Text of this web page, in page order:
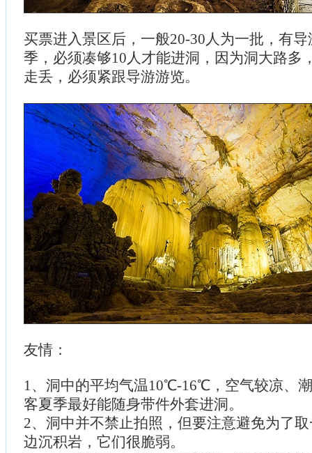
买票进入景区后，一般20-30人为一批，有
季，必须凑够10人才能进洞，因为洞大路多
走丢，必须紧跟导游游览。
友情：
1、洞中的平均气温10℃-16℃，空气较凉、
客夏季最好能随身带件外套进洞。
2、洞中并不禁止拍照，但要注意避免为了
边沉积岩，它们很脆弱。